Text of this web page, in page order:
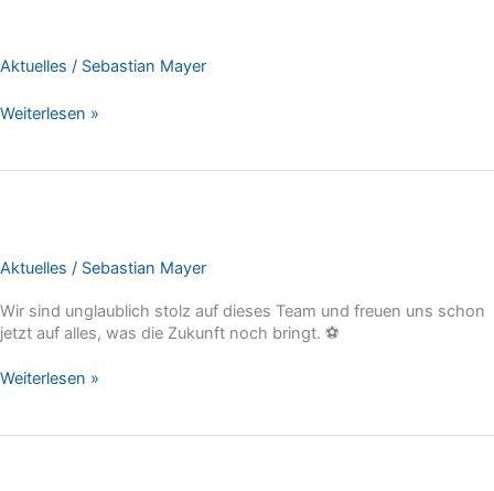
Aktuelles / Sebastian Mayer
Sommerpause
Weiterlesen »
Aktuelles / Sebastian Mayer
Wir sind unglaublich stolz auf dieses Team und freuen uns schon
jetzt auf alles, was die Zukunft noch bringt. ⚽
Saisonabschluss
Weiterlesen »